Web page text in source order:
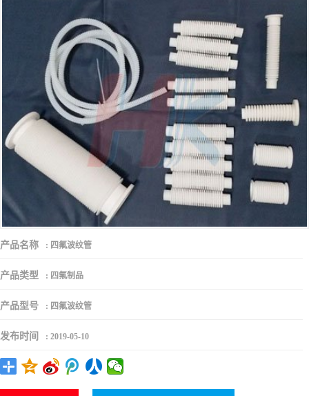
产品名称 : 四氟波纹管
产品类型 : 四氟制品
产品型号 : 四氟波纹管
发布时间 : 2019-05-10